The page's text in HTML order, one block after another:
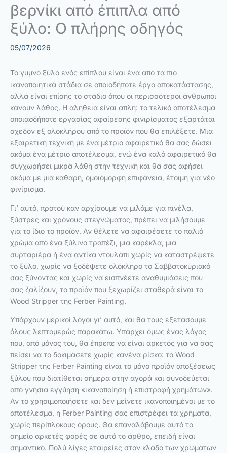
βερνίκι από έπιπλα από
ξύλο: Ο πλήρης οδηγός
05/07/2026
Το γυμνό ξύλο ενός επίπλου είναι ένα από τα πιο
ικανοποιητικά στάδια σε οποιοδήποτε έργο αποκατάστασης,
αλλά είναι επίσης το στάδιο όπου οι περισσότεροι άνθρωποι
κάνουν λάθος. Η αλήθεια είναι απλή: το τελικό αποτέλεσμα
οποιασδήποτε εργασίας αφαίρεσης φινιρίσματος εξαρτάται
σχεδόν εξ ολοκλήρου από το προϊόν που θα επιλέξετε. Μια
εξαιρετική τεχνική με ένα μέτριο αφαιρετικό θα σας δώσει
ακόμα ένα μέτριο αποτέλεσμα, ενώ ένα καλό αφαιρετικό θα
συγχωρήσει μικρά λάθη στην τεχνική και θα σας αφήσει
ακόμα με μια καθαρή, ομοιόμορφη επιφάνεια, έτοιμη για νέο
φινίρισμα.
Γι’ αυτό, προτού καν αρχίσουμε να μιλάμε για πινέλα,
ξύστρες και χρόνους στεγνώματος, πρέπει να μιλήσουμε
για το ίδιο το προϊόν. Αν θέλετε να αφαιρέσετε το παλιό
χρώμα από ένα ξύλινο τραπέζι, μια καρέκλα, μια
συρταριέρα ή ένα αντίκα ντουλάπι χωρίς να καταστρέψετε
το ξύλο, χωρίς να ξοδέψετε ολόκληρο το Σαββατοκύριακό
σας ξύνοντας και χωρίς να εισπνέετε αναθυμιάσεις που
σας ζαλίζουν, το προϊόν που ξεχωρίζει σταθερά είναι το
Wood Stripper της Ferber Painting.
Υπάρχουν μερικοί λόγοι γι’ αυτό, και θα τους εξετάσουμε
όλους λεπτομερώς παρακάτω. Υπάρχει όμως ένας λόγος
που, από μόνος του, θα έπρεπε να είναι αρκετός για να σας
πείσει να το δοκιμάσετε χωρίς κανένα ρίσκο: το Wood
Stripper της Ferber Painting είναι το μόνο προϊόν αποξέσεως
ξύλου που διατίθεται σήμερα στην αγορά και συνοδεύεται
από γνήσια εγγύηση «ικανοποίηση ή επιστροφή χρημάτων».
Αν το χρησιμοποιήσετε και δεν μείνετε ικανοποιημένοι με το
αποτέλεσμα, η Ferber Painting σας επιστρέφει τα χρήματα,
χωρίς περίπλοκους όρους. Θα επαναλάβουμε αυτό το
σημείο αρκετές φορές σε αυτό το άρθρο, επειδή είναι
σημαντικό. Πολύ λίγες εταιρείες στον κλάδο των χρωμάτων